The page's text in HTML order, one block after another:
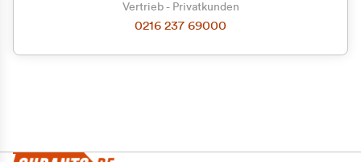
Vertrieb - Privatkunden
0216 237 69000